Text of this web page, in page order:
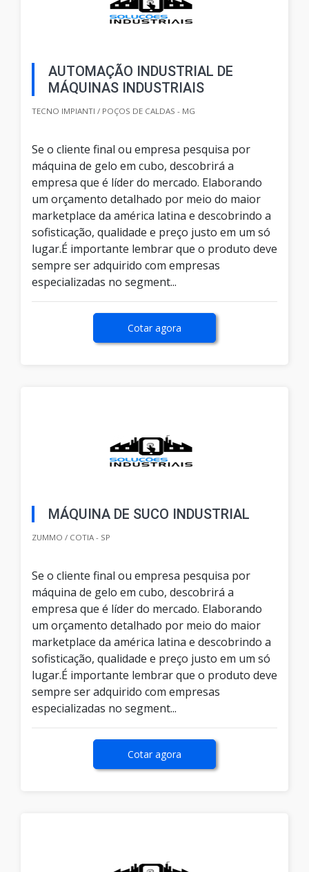
AUTOMAÇÃO INDUSTRIAL DE
MÁQUINAS INDUSTRIAIS
TECNO IMPIANTI / POÇOS DE CALDAS - MG
Se o cliente final ou empresa pesquisa por
máquina de gelo em cubo, descobrirá a
empresa que é líder do mercado. Elaborando
um orçamento detalhado por meio do maior
marketplace da américa latina e descobrindo a
sofisticação, qualidade e preço justo em um só
lugar.É importante lembrar que o produto deve
sempre ser adquirido com empresas
especializadas no segment...
Cotar agora
MÁQUINA DE SUCO INDUSTRIAL
ZUMMO / COTIA - SP
Se o cliente final ou empresa pesquisa por
máquina de gelo em cubo, descobrirá a
empresa que é líder do mercado. Elaborando
um orçamento detalhado por meio do maior
marketplace da américa latina e descobrindo a
sofisticação, qualidade e preço justo em um só
lugar.É importante lembrar que o produto deve
sempre ser adquirido com empresas
especializadas no segment...
Cotar agora